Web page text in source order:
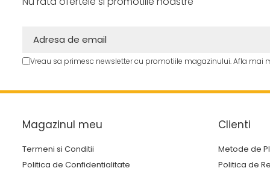
electrice
Mori electrice
Accesorii mori electrice
Zdrobitoare struguri, fructe
Motoare
Vreau sa primesc newsletter cu promotiile magazinului. Afla mai
Magazinul meu
Termeni si Conditii
Politica de Confidentialitate
Clienti
Metode de
Politica de